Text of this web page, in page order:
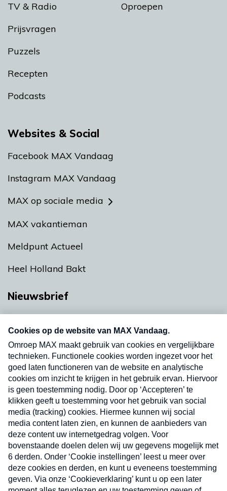
TV & Radio
Prijsvragen
Puzzels
Recepten
Podcasts
Oproepen
Websites & Social
Facebook MAX Vandaag
Instagram MAX Vandaag
MAX op sociale media
MAX vakantieman
Meldpunt Actueel
Heel Holland Bakt
Nieuwsbrief
Neem hier een gratis abonnement op onze
nieuwsbrief. Elke vrijdag- en dinsdagochtend in
uw mailbox.
Verzend
Nieuwsbrief
Neem hier een gratis abonnement op onze